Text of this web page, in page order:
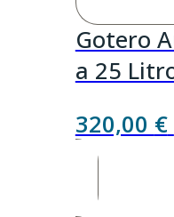
Gotero
a 25
320,00 €